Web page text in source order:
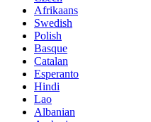
Afrikaans
Swedish
Polish
Basque
Catalan
Esperanto
Hindi
Lao
Albanian